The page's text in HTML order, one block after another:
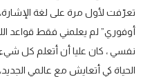
تعرّفت لأول مرة على لغة
أوفوري” لم يعلمني فقط قواعد
نفسي ، كان عليا أن أتعلم كل
الحياة كي أتعايش مع عالمي الجديد،